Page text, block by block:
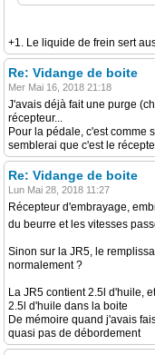
+1. Le liquide de frein sert
Re: Vidange de boite
Mer Mai 16, 2018 21:18
J'avais déjà fait une purge
récepteur...
Pour la pédale, c'est comme
semblerai que c'est le
Re: Vidange de boite
Lun Mai 28, 2018 11:27
Récepteur d'embrayage,
du beurre et les vitesses
Sinon sur la JR5, le
normalement ?
La JR5 contient 2.5l d'huile,
2.5l d'huile dans la boite
De mémoire quand j'avais
quasi pas de débordement